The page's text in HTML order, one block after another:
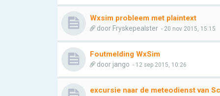
Wxsim probleem met plaintext
door Fryskepealster - 20 nov 2015, 15:15
Foutmelding WxSim
doorjango - 12 sep 2015, 10:26
excursie naar de meteodienst van